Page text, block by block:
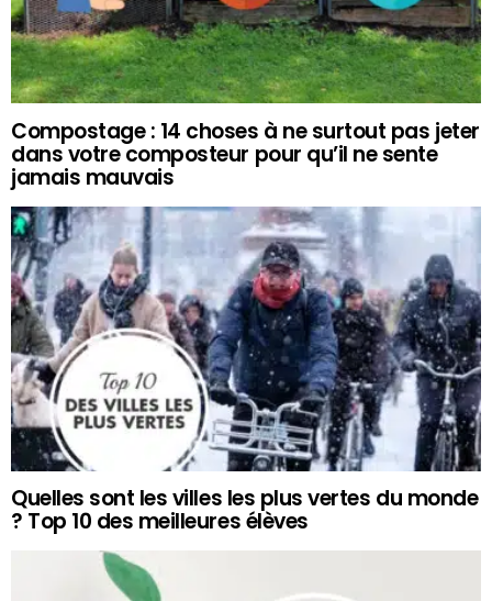
Compostage : 14 choses à ne surtout pas jeter
dans votre composteur pour qu’il ne sente
jamais mauvais
Quelles sont les villes les plus vertes du monde
? Top 10 des meilleures élèves